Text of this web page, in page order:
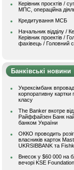
Керівник проєктів /
МПС, операційна
Кредитування МСБ
Начальник вiддiлу /
Керівник проектів /
фахівець / Головний
Банківські новини
Укрексімбанк
корпоративну картки
класу
The Banker вкотре
Райффайзен Банк
банком України
ОККО проводить
власників карток
UKRSIBBANK та
Внесок у $60 000 на
вечорі KSE